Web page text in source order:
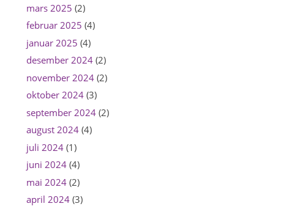
mars 2025 (2)
februar 2025 (4)
januar 2025 (4)
desember 2024(2)
november 2024(2)
oktober 2024(3)
september 2024(2)
august 2024(4)
juli 2024(1)
juni 2024(4)
mai 2024(2)
april 2024(3)